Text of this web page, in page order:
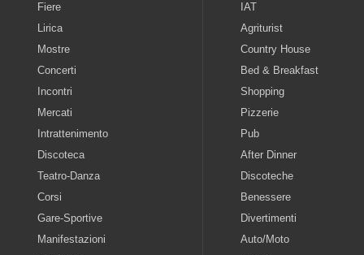
Fiere
Lirica
Mostre
Concerti
Incontri
Mercati
Intrattenimento
Discoteca
Teatro-Danza
Corsi
Gare-Sportive
Manifestazioni
IAT
Agriturist
Country House
Bed & Breakfast
Shopping
Pizzerie
Pub
After Dinner
Discoteche
Benessere
Divertimenti
Auto/Moto